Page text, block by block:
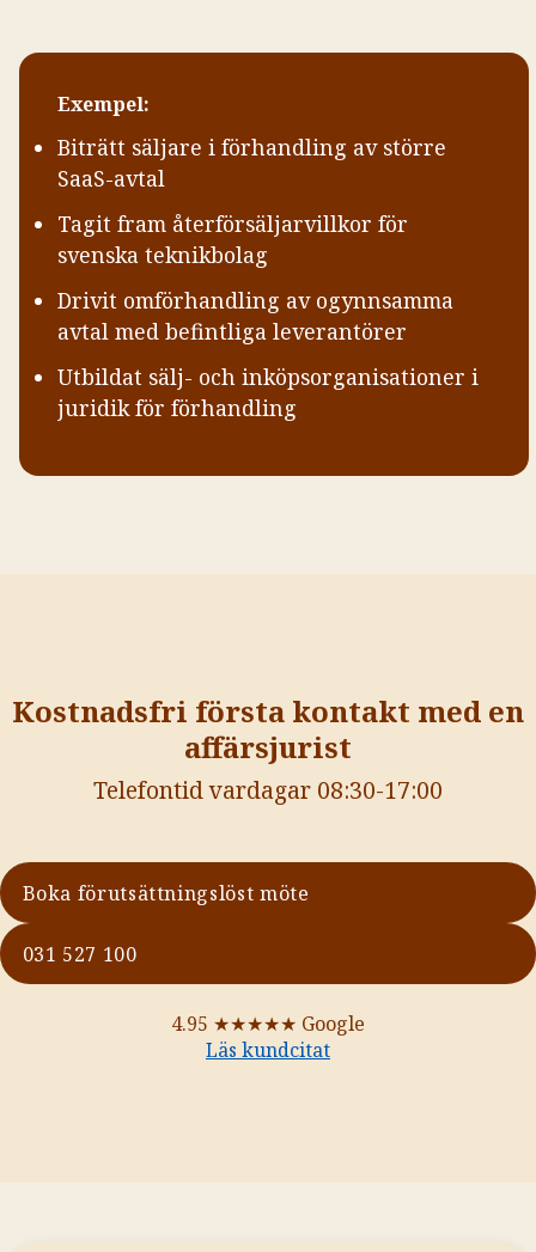
Exempel:
Biträtt säljare i förhandling av större
SaaS-avtal
Tagit fram återförsäljarvillkor för
svenska teknikbolag
Drivit omförhandling av ogynnsamma
avtal med befintliga leverantörer
Utbildat sälj- och inköpsorganisationer i
juridik för förhandling
Kostnadsfri första kontakt med en
affärsjurist
Telefontid vardagar 08:30-17:00
Boka förutsättningslöst möte
031 527 100
4.95 ★★★★★ Google
Läs kundcitat